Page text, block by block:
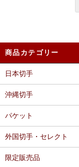
商品カテゴリー
日本切手
沖縄切手
パケット
外国切手・セレクト
限定販売品